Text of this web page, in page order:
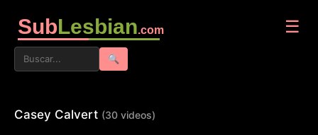
SubLesbian.com ☰
🔍
Casey Calvert (30 videos)